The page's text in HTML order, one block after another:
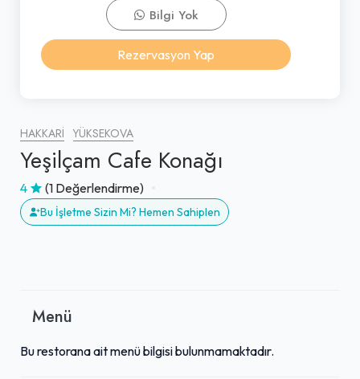
HAKKARI YÜKSEKOVA
Yeşilçam Cafe Konağı
4 (1 Değerlendirme)
Bu İşletme Sizin Mi? Hemen Sahiplen
Menü
Bu restorana ait menü bilgisi bulunmamaktadır.
Bilgi Yok
Rezervasyon Yap